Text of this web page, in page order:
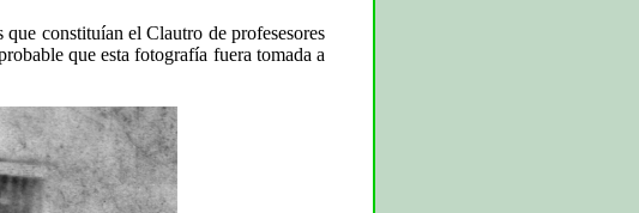
constituían el Clautro de profesesores
que esta fotografía fuera tomada a